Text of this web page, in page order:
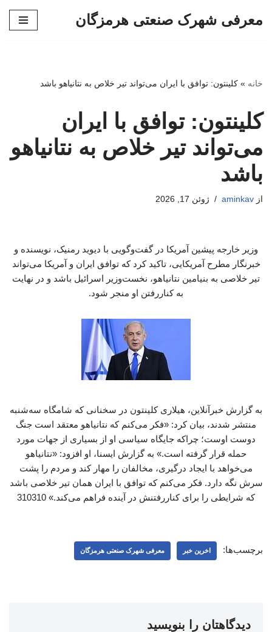
معرفی شهرک صنعتی هرمزگان
خانه » کلینتون: توافق با ایران می‌تواند تیر خلاص به نتانیاهو باشد
کلینتون: توافق با ایران
می‌تواند تیر خلاص به نتانیاهو
باشد
از aminkav ژوئن 17, 2026
وزیر خارجه پیشین آمریکا در گفت‌وگویی با دیوید رمنیک، نویسنده و
خبرنگار مطرح آمریکایی، تاکید کرد که توافق ایران و آمریکا می‌تواند
تیر خلاصی به بنیامین نتانیاهو، نخست‌وزیر اسرائیل باشد و در نهایت
به کناررفتن او منجر شود.
به گزارش خبرآنلاین، هیلاری کلینتون در سخنانی که شامگاه سه‌شنبه
منتشر شدند، بیان کرد: «فکر می‌کنم که نتانیاهو معتقد است جنگ
دوست اوست؛ چراکه جایگاه سیاسی او از بسیاری از جهات مورد
حمله قرار گرفته است.» به گزارش ایسنا، او افزود: «نتانیاهو
می‌خواهد با ایجاد درگیری، مخالفان را مهار کند و مردم را پشت
سرش نگه دارد. فکر می‌کنم که توافق با ایران همان تیر خلاصی باشد
که شرایطی را برای کناررفتنش در آینده فراهم می‌کند.» 310310
برچسب‌ها: اخرین خبر معرفی شهرک صنعتی هرمزگان
دیدگاهتان را بنویسید